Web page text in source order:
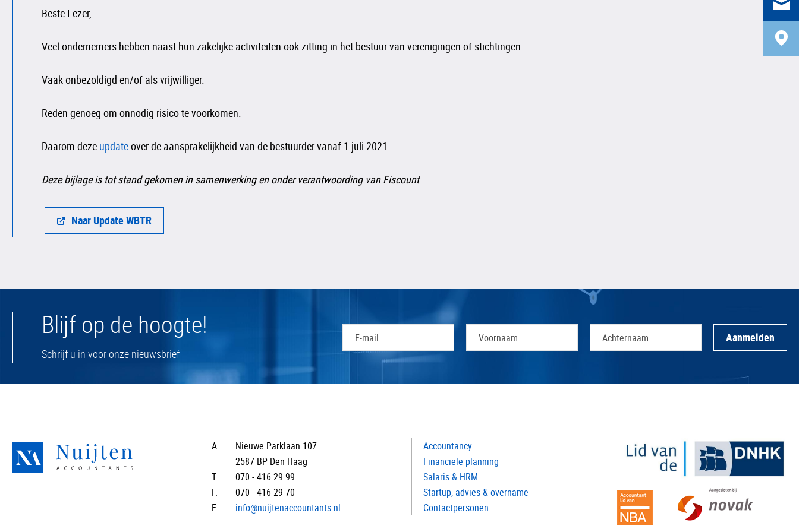
Beste Lezer,
Veel ondernemers hebben naast hun zakelijke activiteiten ook zitting in het bestuur van verenigingen of stichtingen.
Vaak onbezoldigd en/of als vrijwilliger.
Reden genoeg om onnodig risico te voorkomen.
Daarom deze updateover de aansprakelijkheid van de bestuurder vanaf 1 juli 2021.
Deze bijlage is tot stand gekomen in samenwerking en onder verantwoording van Fiscount
Naar Update WBTR
Blijf op de hoogte!
Schrijf u in voor onze nieuwsbrief
A.
Nieuwe Parklaan 107
2587 BP Den Haag
T.
070 - 416 29 99
F.
070 - 416 29 70
E.
info@nuijtenaccountants.nl
Accountancy
Financiële planning
Salaris & HRM
Startup, advies & overname
Contactpersonen